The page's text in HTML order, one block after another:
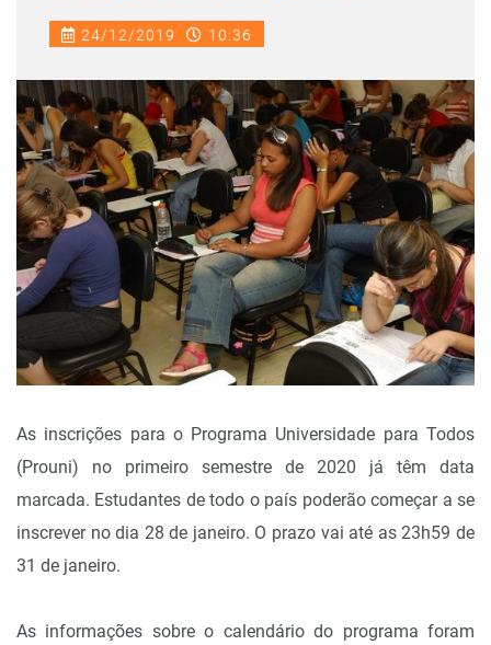
24/12/2019 10:36
As inscrições para o Programa Universidade para Todos
(Prouni) no primeiro semestre de 2020 já têm data
marcada. Estudantes de todo o país poderão começar a se
inscrever no dia 28 de janeiro. O prazo vai até as 23h59 de
31 de janeiro.
As informações sobre o calendário do programa foram